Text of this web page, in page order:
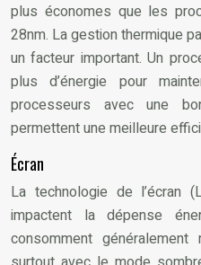
plus économes que les
28nm. La gestion thermique
un facteur important. Un
plus d’énergie pour
processeurs avec une
permettent une meilleure
Écran
La technologie de l’écran
impactent la dépense
consomment